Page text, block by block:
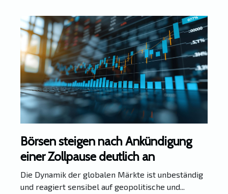
Börsen steigen nach Ankündigung
einer Zollpause deutlich an
Die Dynamik der globalen Märkte ist unbeständig
und reagiert sensibel auf geopolitische und...